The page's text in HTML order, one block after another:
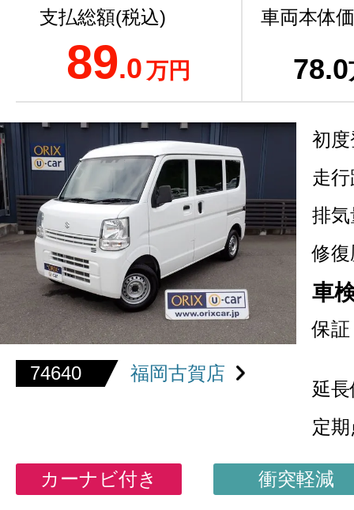
支払総額(税込)
89.0万円
車両本体
78.0
74640 福岡古賀店
初
走
排気
修復
車
保証
延
定
カーナビ付き 衝突軽減